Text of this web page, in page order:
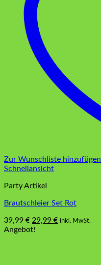
Zur Wunschliste hinzufügen
Schnellansicht
Party Artikel
Brautschleier Set Rot
39,99€ Ursprünglicher
Preis
29,99 €Aktueller
inkl. MwSt.
Angebot!